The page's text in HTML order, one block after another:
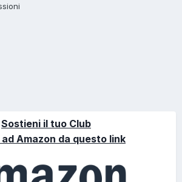
Sostieni il tuo Club
Amazon da questo link